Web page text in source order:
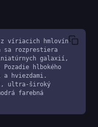
víriacich hmlovín
sa rozprestiera
galaxií,
hlbokého
a hviezdami.
ultra-široký
farebná